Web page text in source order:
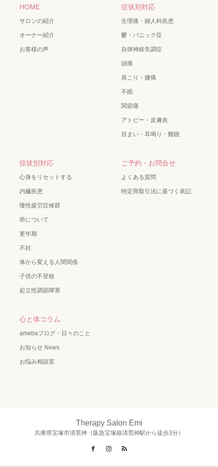
HOME
サロンの紹介
オーナー紹介
お客様の声
症状別対応
生理痛・婦人科疾患
鬱・パニック症
自律神経失調症
頭痛
肩こり・腰痛
不眠
関節痛
アトピー・皮膚炎
目まい・耳鳴り・難聴
症状別対応
心身をリセットする
内臓疾患
慢性疲労症候群
癌について
更年期
不妊
体から変える人間関係
子供の不登校
起立性調節障害
ご予約・お問合せ
よくある質問
特定商取引法に基づく表記
心と体コラム
amebaブログ・日々のこと
お知らせ News
お悩み相談室
Therapy Salon Emi
兵庫県宝塚市清荒神（阪急宝塚線清荒神駅から徒歩3分）
FacebookInstagram